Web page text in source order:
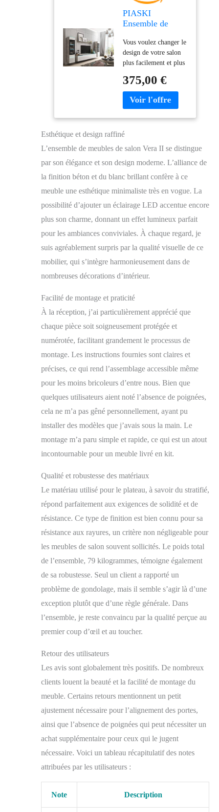
PIASKI
Ensemble de
Vera II, éclairage
LED en option,
ensemble de
meubles de salon,
différentes
couleurs (béton /
blanc brillant
avec éclairage
(VRB0002)
Vous voulez changer le
design de votre salon
plus facilement et plus
Choisissez l'ensemble
de meubles VERA II et
optez pour un design
L'ensemble se compose
de deux grandes
LED en option), d'un
meuble TV et d'une
étagère. Une solution
innovante a été utilisée
dans la conception du
meuble, grâce à
laquelle vous pouvez
facilement l'adapter à
vos besoins. Le meuble
peut être à la fois un
élément au sol. Les
avec un panneau
stratifié d'une épaisseur
des bords en plastique
ABS. Grâce à leur
construction simple,
adaptés à l'auto-
assemblage. Les
produit vous
permettront de monter
les meubles facilement
étagères et les portes
des vitrines sont
trempé, résistant à
aux rayures.
L'éclairage LED de 12
points lumineux est en
sont expédiés emballés
de manière sécurisée,
vous soucier des
dommages causés
pendant le transport.
375,00 €
Esthétique et design raffiné
L’ensemble de meubles de salon Vera II se distingue
par son élégance et son design moderne. L’alliance de
la finition béton et du blanc brillant confère à ce
meuble une esthétique minimaliste très en vogue. La
possibilité d’ajouter un éclairage LED accentue encore
plus son charme, donnant un effet lumineux parfait
pour les ambiances conviviales. À chaque regard, je
suis agréablement surpris par la qualité visuelle de ce
mobilier, qui s’intègre harmonieusement dans de
nombreuses décorations d’intérieur.
Facilité de montage et praticité
À la réception, j’ai particulièrement apprécié que
chaque pièce soit soigneusement protégée et
numérotée, facilitant grandement le processus de
montage. Les instructions fournies sont claires et
précises, ce qui rend l’assemblage accessible même
pour les moins bricoleurs d’entre nous. Bien que
quelques utilisateurs aient noté l’absence de poignées,
cela ne m’a pas gêné personnellement, ayant pu
installer des modèles que j’avais sous la main. Le
montage m’a paru simple et rapide, ce qui est un atout
incontournable pour un meuble livré en kit.
Qualité et robustesse des matériaux
Le matériau utilisé pour le plateau, à savoir du stratifié,
répond parfaitement aux exigences de solidité et de
résistance. Ce type de finition est bien connu pour sa
résistance aux rayures, un critère non négligeable pour
les meubles de salon souvent sollicités. Le poids total
de l’ensemble, 79 kilogrammes, témoigne également
de sa robustesse. Seul un client a rapporté un
problème de gondolage, mais il semble s’agir là d’une
exception plutôt que d’une règle générale. Dans
l’ensemble, je reste convaincu par la qualité perçue au
premier coup d’œil et au toucher.
Retour des utilisateurs
Les avis sont globalement très positifs. De nombreux
clients louent la beauté et la facilité de montage du
meuble. Certains retours mentionnent un petit
ajustement nécessaire pour l’alignement des portes,
ainsi que l’absence de poignées qui peut nécessiter un
achat supplémentaire pour ceux qui le jugent
nécessaire. Voici un tableau récapitulatif des notes
attribuées par les utilisateurs :
Note Description